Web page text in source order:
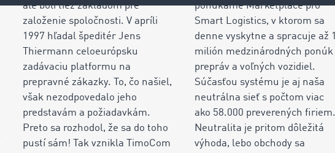
ale boli tiež základom pre
založenie spoločnosti. V apríli
1997 hľadal špeditér Jens
Thiermann celoeurópsku
zadávaciu platformu na
prepravné zákazky. To, čo našiel,
však nezodpovedalo jeho
predstavám a požiadavkám.
Preto sa rozhodol, že sa do toho
pustí sám! Tak vznikla TimoCom
ponúkame Marketplace pro
Smart Logistics, v ktorom sa
denne vyskytne a spracuje až 1
milión medzinárodných ponúk
prepráv a voľných vozidiel.
Súčasťou systému je aj naša
neutrálna sieť s počtom viac
ako 58.000 preverených firiem.
Neutralita je pritom dôležitá
výhoda, lebo obchody sa